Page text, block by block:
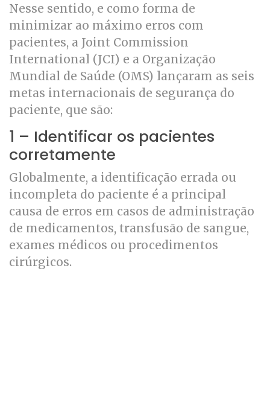
Nesse sentido, e como forma de
minimizar ao máximo erros com
pacientes, a Joint Commission
International (JCI) e a Organização
Mundial de Saúde (OMS) lançaram as seis
metas internacionais de segurança do
paciente, que são:
1 – Identificar os pacientes
corretamente
Globalmente, a identificação errada ou
incompleta do paciente é a principal
causa de erros em casos de administração
de medicamentos, transfusão de sangue,
exames médicos ou procedimentos
cirúrgicos.